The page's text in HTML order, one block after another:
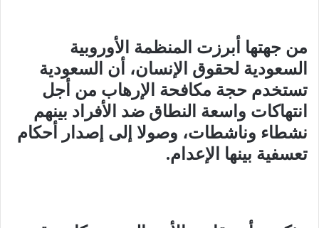
من جهتها أبرزت المنظمة الأوروبية
السعودية لحقوق الإنسان، أن السعودية
تستخدم حجة مكافحة الإرهاب من أجل
انتهاكات واسعة النطاق ضد الأفراد بينهم
نشطاء وناشطات، وصولا إلى إصدار أحكام
تعسفية بينها الإعدام.